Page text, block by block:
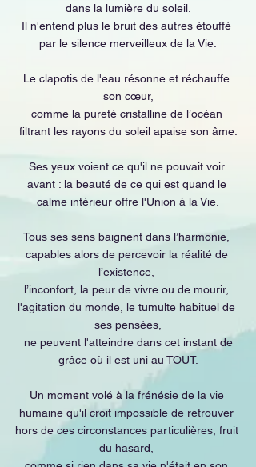
dans la lumière du soleil.
Il n'entend plus le bruit des autres étouffé
par le silence merveilleux de la Vie.
Le clapotis de l'eau résonne et réchauffe
son cœur,
comme la pureté cristalline de l’océan
filtrant les rayons du soleil apaise son âme.
Ses yeux voient ce qu'il ne pouvait voir
avant : la beauté de ce qui est quand le
calme intérieur offre l'Union à la Vie.
Tous ses sens baignent dans l’harmonie,
capables alors de percevoir la réalité de
l’existence,
l’inconfort, la peur de vivre ou de mourir,
l'agitation du monde, le tumulte habituel de
ses pensées,
grâce où il est uni au TOUT.
Un moment volé à la frénésie de la vie
humaine qu'il croit impossible de retrouver
hors de ces circonstances particulières, fruit
du hasard,